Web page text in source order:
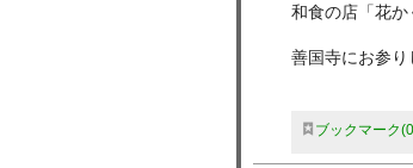
和食の店「花か
善国寺にお参り
ブックマーク 0